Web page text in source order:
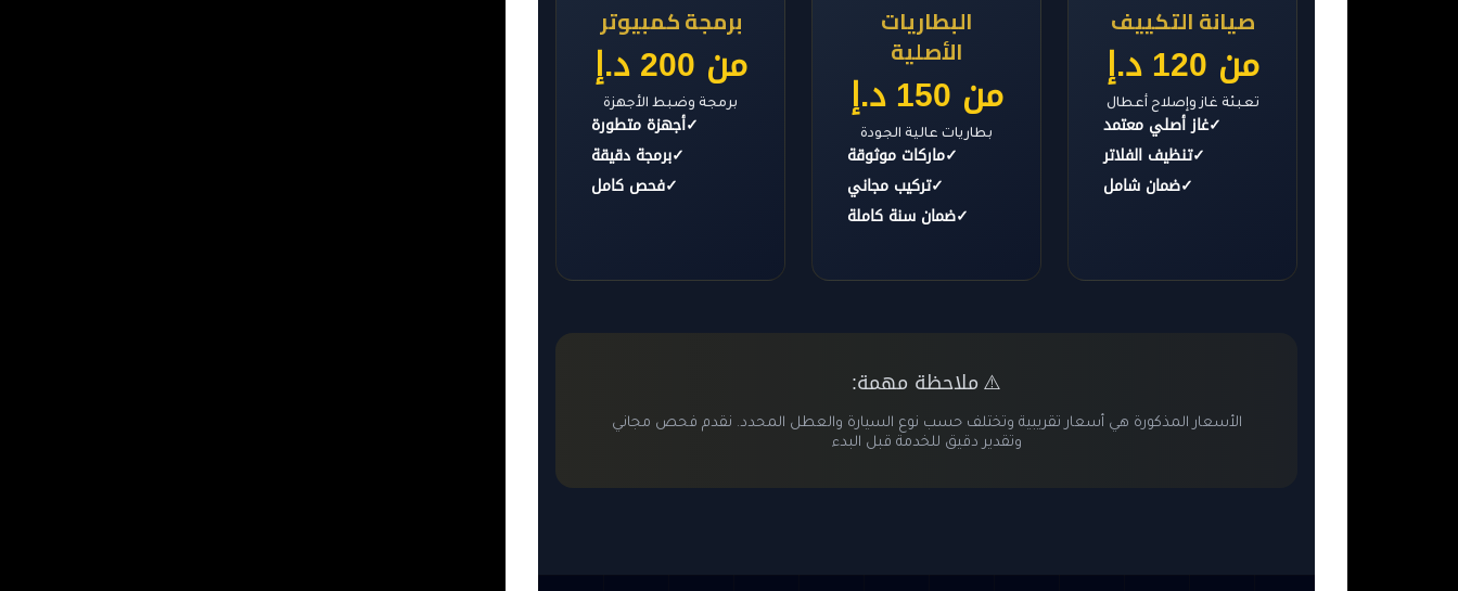
صيانة التكييف
من 120 د.إ
تعبئة غاز وإصلاح أعطال
✓غاز أصلي معتمد
✓تنظيف الفلاتر
✓ضمان شامل
البطاريات
الأصلية
من 150 د.إ
بطاريات عالية الجودة
✓ماركات موثوقة
✓تركيب مجاني
✓ضمان سنة كاملة
برمجة كمبيوتر
من 200 د.إ
برمجة وضبط الأجهزة
✓أجهزة متطورة
✓برمجة دقيقة
✓فحص كامل
⚠️ ملاحظة مهمة:
الأسعار المذكورة هي أسعار تقريبية وتختلف حسب نوع السيارة والعطل المحدد. نقدم فحص مجاني
وتقدير دقيق للخدمة قبل البدء